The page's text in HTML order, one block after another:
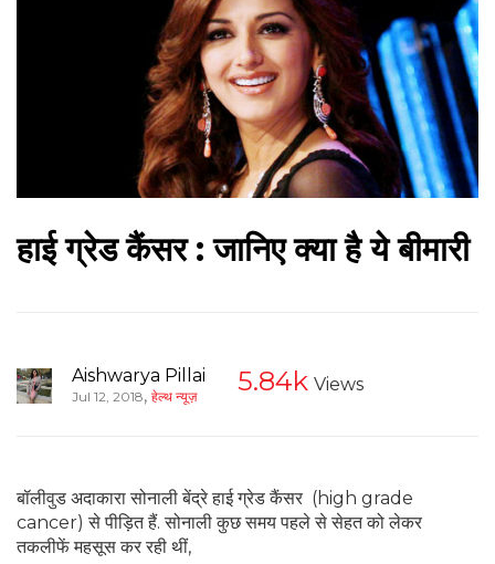
हाई ग्रेड कैंसर : जानिए क्या है ये बीमारी
Aishwarya Pillai
Jul 12, 2018, हेल्थ न्यूज़ 5.84k Views
बॉलीवुड अदाकारा सोनाली बेंद्रे हाई ग्रेड कैंसर (high grade
cancer) से पीड़ित हैं. सोनाली कुछ समय पहले से सेहत को लेकर
तकलीफें महसूस कर रही थीं,